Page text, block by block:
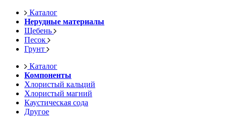
Каталог
Нерудные материалы
Щебень
Песок
Грунт
Каталог
Компоненты
Хлористый кальций
Хлористый магний
Каустическая сода
Другое